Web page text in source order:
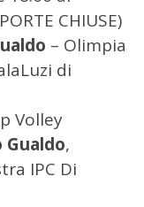
CHIUSE)
– Olimpia
di
Volley
Gualdo,
IPC Di